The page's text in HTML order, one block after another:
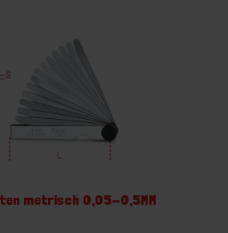
metrisch 0,05-0,5MM